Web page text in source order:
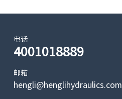
电话
4001018889
邮箱
hengli@henglihydraulics.com